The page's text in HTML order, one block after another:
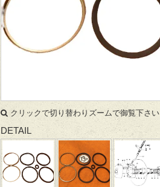
クリックで切り替わりズームで御覧下さい
DETAIL